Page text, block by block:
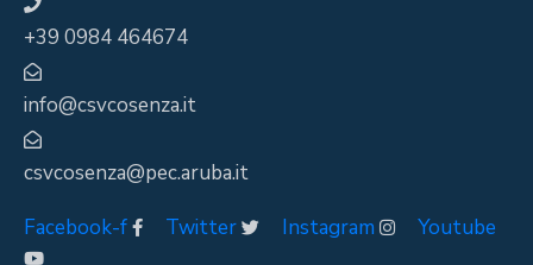
+39 0984 464674
info@csvcosenza.it
csvcosenza@pec.aruba.it
Facebook-f
Twitter Instagram Youtube